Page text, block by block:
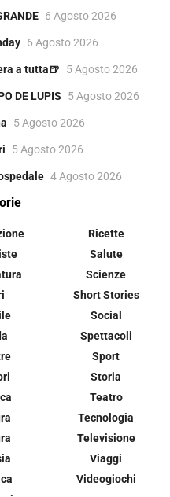
6 Agosto 2026
6 Agosto 2026
a tutta🍺 5 Agosto 2026
DE LUPIS 5 Agosto 2026
5 Agosto 2026
5 Agosto 2026
4 Agosto 2026
Ricette
Salute
Scienze
Short Stories
Social
Spettacoli
Sport
Storia
Teatro
Tecnologia
Televisione
Viaggi
Videogiochi